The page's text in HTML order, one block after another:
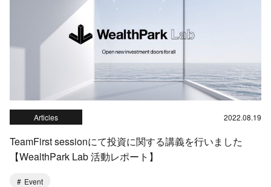
Articles 2022.08.19
TeamFirst sessionにて投資に関する講義を行いました
【WealthPark Lab 活動レポート】
Event